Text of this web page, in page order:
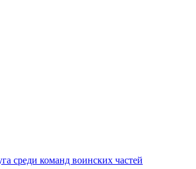
среди команд воинских частей